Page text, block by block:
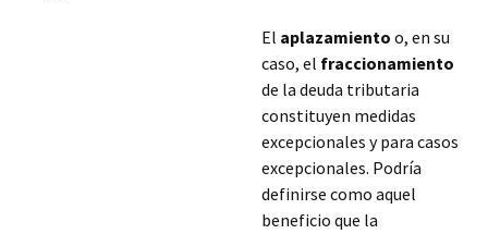
El aplazamiento o, en su
caso, el fraccionamiento
de la deuda tributaria
constituyen medidas
excepcionales y para casos
excepcionales. Podría
definirse como aquel
beneficio que la